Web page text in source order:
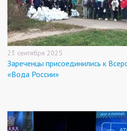
23 сентября 2025
Зареченцы присоединились к
«Вода России»